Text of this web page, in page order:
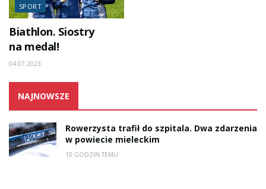
SPORT
Biathlon. Siostry
na medal!
04.07.2023
NAJNOWSZE
Rowerzysta trafił do szpitala. Dwa zdarzenia
w powiecie mieleckim
10 GODZIN TEMU